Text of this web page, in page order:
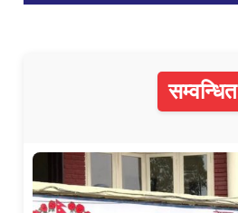
सम्वन्धित